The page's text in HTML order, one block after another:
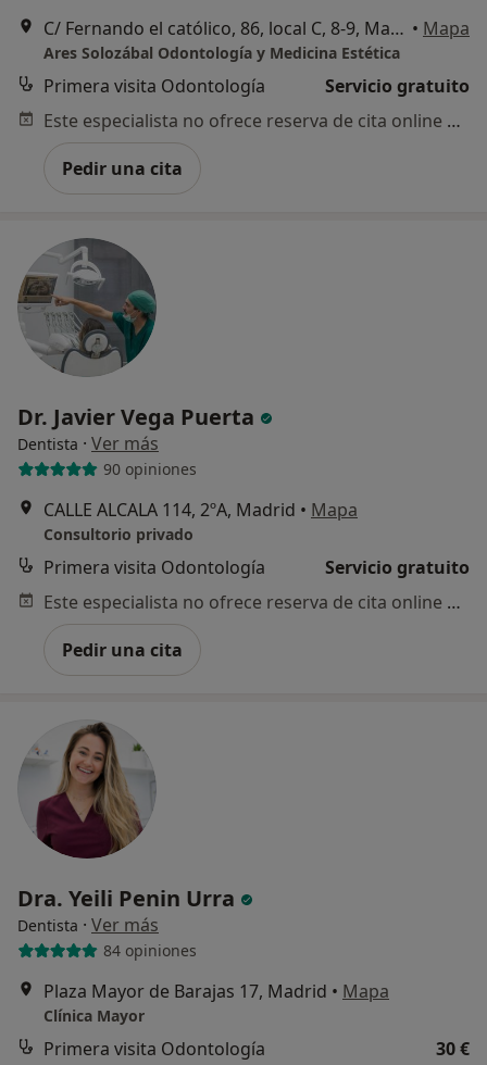
C/ Fernando el católico, 86, local C, 8-9, Madrid • Mapa
Ares Solozábal Odontología y Medicina Estética
Primera visita Odontología
Servicio gratuito
Este especialista no ofrece reserva de cita online en esta dirección.
Pedir una cita
Dr. Javier Vega Puerta
Dentista · Ver más
90 opiniones
CALLE ALCALA 114, 2ºA, Madrid • Mapa
Consultorio privado
Primera visita Odontología
Servicio gratuito
Este especialista no ofrece reserva de cita online en esta dirección.
Pedir una cita
Dra. Yeili Penin Urra
Dentista · Ver más
84 opiniones
Plaza Mayor de Barajas 17, Madrid • Mapa
Clínica Mayor
Primera visita Odontología 30 €